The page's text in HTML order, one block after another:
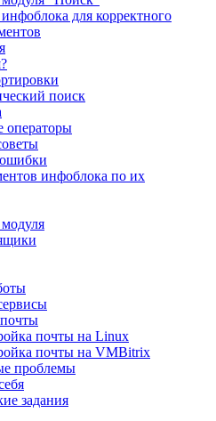
для корректного
поиск
операторы
инфоблока по их
почты на Linux
почты на VMBitrix
проблемы
задания